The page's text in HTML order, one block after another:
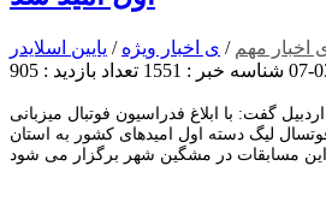
اخبار مهم / ی اخبار ویژه / یایین اسلایدر
شناسه خبر : 1551 تعداد بازدید : 905
گفت: با ابلاغ فدراسیون فوتبال میزبانی
لیگ دسته اول امیدهای کشور به استان